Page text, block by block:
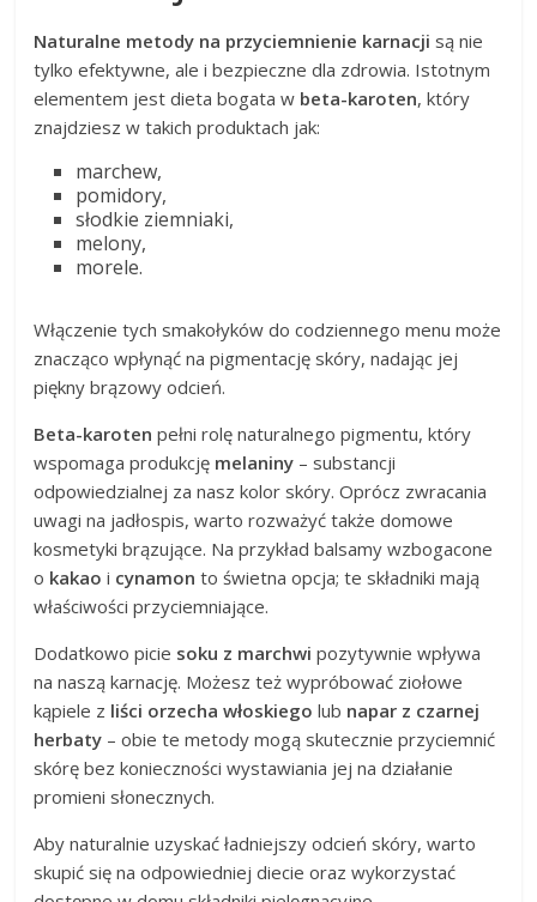
Naturalne metody na przyciemnienie karnacji są nie
tylko efektywne, ale i bezpieczne dla zdrowia. Istotnym
elementem jest dieta bogata w beta-karoten, który
znajdziesz w takich produktach jak:
marchew,
pomidory,
słodkie ziemniaki,
melony,
morele.
Włączenie tych smakołyków do codziennego menu może
znacząco wpłynąć na pigmentację skóry, nadając jej
piękny brązowy odcień.
Beta-karoten pełni rolę naturalnego pigmentu, który
wspomaga produkcję melaniny – substancji
odpowiedzialnej za nasz kolor skóry. Oprócz zwracania
uwagi na jadłospis, warto rozważyć także domowe
kosmetyki brązujące. Na przykład balsamy wzbogacone
o kakao i cynamon to świetna opcja; te składniki mają
właściwości przyciemniające.
Dodatkowo picie soku z marchwi pozytywnie wpływa
na naszą karnację. Możesz też wypróbować ziołowe
kąpiele z liści orzecha włoskiego lub napar z czarnej
herbaty – obie te metody mogą skutecznie przyciemnić
skórę bez konieczności wystawiania jej na działanie
promieni słonecznych.
Aby naturalnie uzyskać ładniejszy odcień skóry, warto
skupić się na odpowiedniej diecie oraz wykorzystać